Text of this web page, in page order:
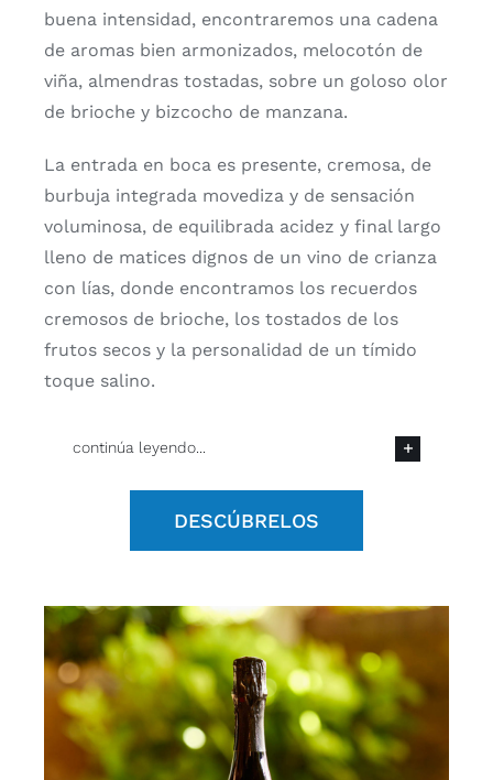
buena intensidad, encontraremos una cadena
de aromas bien armonizados, melocotón de
viña, almendras tostadas, sobre un goloso olor
de brioche y bizcocho de manzana.
La entrada en boca es presente, cremosa, de
burbuja integrada movediza y de sensación
voluminosa, de equilibrada acidez y final largo
lleno de matices dignos de un vino de crianza
con lías, donde encontramos los recuerdos
cremosos de brioche, los tostados de los
frutos secos y la personalidad de un tímido
toque salino.
continúa leyendo...
DESCÚBRELOS